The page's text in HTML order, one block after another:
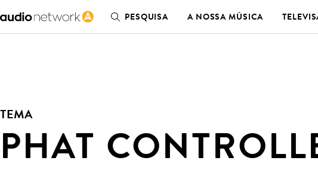
PESQUISA A NOSSA MÚSICA
TEMA
PHAT